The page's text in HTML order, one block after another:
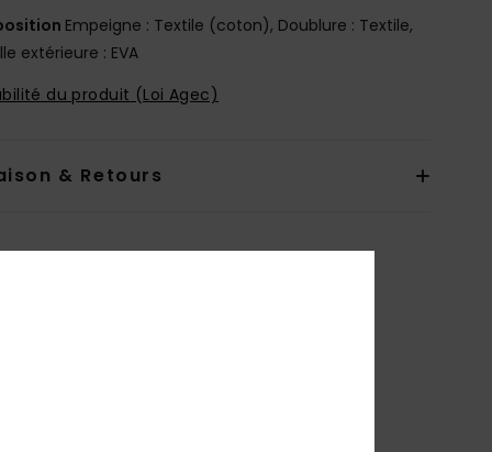
Empeigne : Textile (coton), Doublure : Textile,
extérieure : EVA
du produit (Loi Agec)
& Retours